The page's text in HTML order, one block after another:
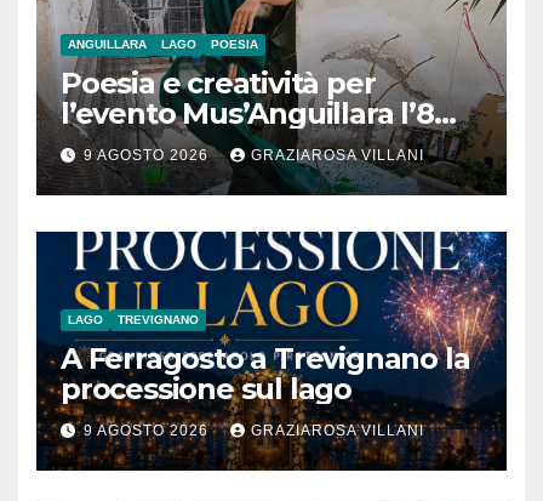
ANGUILLARA LAGO POESIA
Poesia e creatività per
l’evento Mus’Anguillara l’8
agosto 2026 al Museo
Contadino
9 AGOSTO 2026 GRAZIAROSA VILLANI
LAGO TREVIGNANO
A Ferragosto a Trevignano la
processione sul lago
9 AGOSTO 2026 GRAZIAROSA VILLANI